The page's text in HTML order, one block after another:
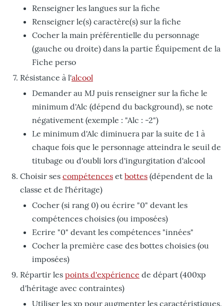
Renseigner les langues sur la fiche
Renseigner le(s) caractère(s) sur la fiche
Cocher la main préférentielle du personnage
(gauche ou droite) dans la partie Équipement de la
Fiche perso
Résistance à l'alcool
Demander au MJ puis renseigner sur la fiche le
minimum d'Alc (dépend du background), se note
négativement (exemple : "Alc : -2")
Le minimum d'Alc diminuera par la suite de 1 à
chaque fois que le personnage atteindra le seuil de
titubage ou d'oubli lors d'ingurgitation d'alcool
Choisir ses compétences et bottes (dépendent de la
classe et de l'héritage)
Cocher (si rang 0) ou écrire "0" devant les
compétences choisies (ou imposées)
Ecrire "0" devant les compétences "innées"
Cocher la première case des bottes choisies (ou
imposées)
Répartir les points d'expérience de départ (400xp
d'héritage avec contraintes)
Utiliser les xp pour augmenter les caractéristiques,